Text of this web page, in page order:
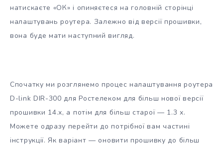
натискаєте «ОК» і опиняєтеся на головній сторінці
налаштувань роутера. Залежно від версії прошивки,
вона буде мати наступний вигляд.
Спочатку ми розглянемо процес налаштування роутера
D-link DIR-300 для Ростелеком для більш нової версії
прошивки 14.x, а потім для більш старої — 1.3 x.
Можете одразу перейти до потрібної вам частині
інструкції. Як варіант — оновити прошивку до більш